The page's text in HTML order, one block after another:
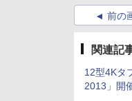
前の
関連記
12型4Kタ
2013」開